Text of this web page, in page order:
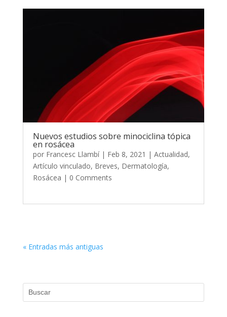
Nuevos estudios sobre minociclina tópica
en rosácea
por Francesc Llambí| Feb 8, 2021 | Actualidad,
Artículo vinculado, Breves, Dermatología,
Rosácea | 0 Comments
« Entradas más antiguas